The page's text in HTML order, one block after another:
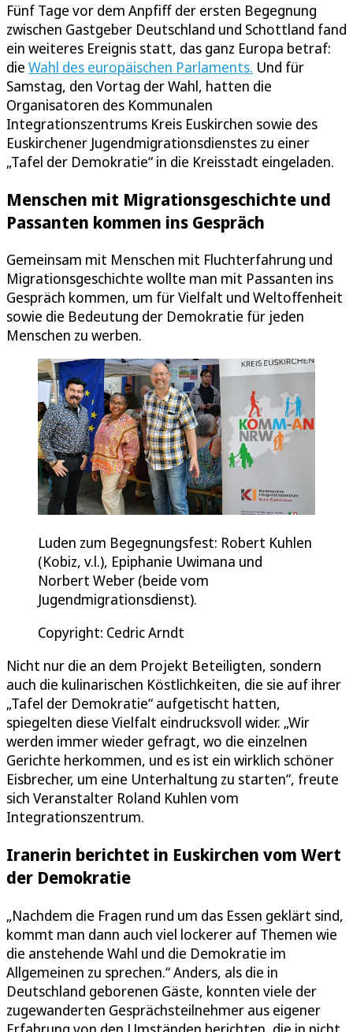
Fünf Tage vor dem Anpfiff der ersten Begegnung
zwischen Gastgeber Deutschland und Schottland fand
ein weiteres Ereignis statt, das ganz Europa betraf:
die Wahl des europäischen Parlaments. Und für
Samstag, den Vortag der Wahl, hatten die
Organisatoren des Kommunalen
Integrationszentrums Kreis Euskirchen sowie des
Euskirchener Jugendmigrationsdienstes zu einer
„Tafel der Demokratie“ in die Kreisstadt eingeladen.
Menschen mit Migrationsgeschichte und
Passanten kommen ins Gespräch
Gemeinsam mit Menschen mit Fluchterfahrung und
Migrationsgeschichte wollte man mit Passanten ins
Gespräch kommen, um für Vielfalt und Weltoffenheit
sowie die Bedeutung der Demokratie für jeden
Menschen zu werben.
Luden zum Begegnungsfest: Robert Kuhlen
(Kobiz, v.l.), Epiphanie Uwimana und
Norbert Weber (beide vom
Jugendmigrationsdienst).
Copyright: Cedric Arndt
Nicht nur die an dem Projekt Beteiligten, sondern
auch die kulinarischen Köstlichkeiten, die sie auf ihrer
„Tafel der Demokratie“ aufgetischt hatten,
spiegelten diese Vielfalt eindrucksvoll wider. „Wir
werden immer wieder gefragt, wo die einzelnen
Gerichte herkommen, und es ist ein wirklich schöner
Eisbrecher, um eine Unterhaltung zu starten“, freute
sich Veranstalter Roland Kuhlen vom
Integrationszentrum.
Iranerin berichtet in Euskirchen vom Wert
der Demokratie
„Nachdem die Fragen rund um das Essen geklärt sind,
kommt man dann auch viel lockerer auf Themen wie
die anstehende Wahl und die Demokratie im
Allgemeinen zu sprechen.“ Anders, als die in
Deutschland geborenen Gäste, konnten viele der
zugewanderten Gesprächsteilnehmer aus eigener